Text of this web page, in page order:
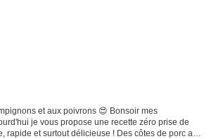
et aux poivrons 😍 Bonsoir mes
je vous propose une recette zéro prise de
rapide et surtout délicieuse ! Des côtes de porc aux